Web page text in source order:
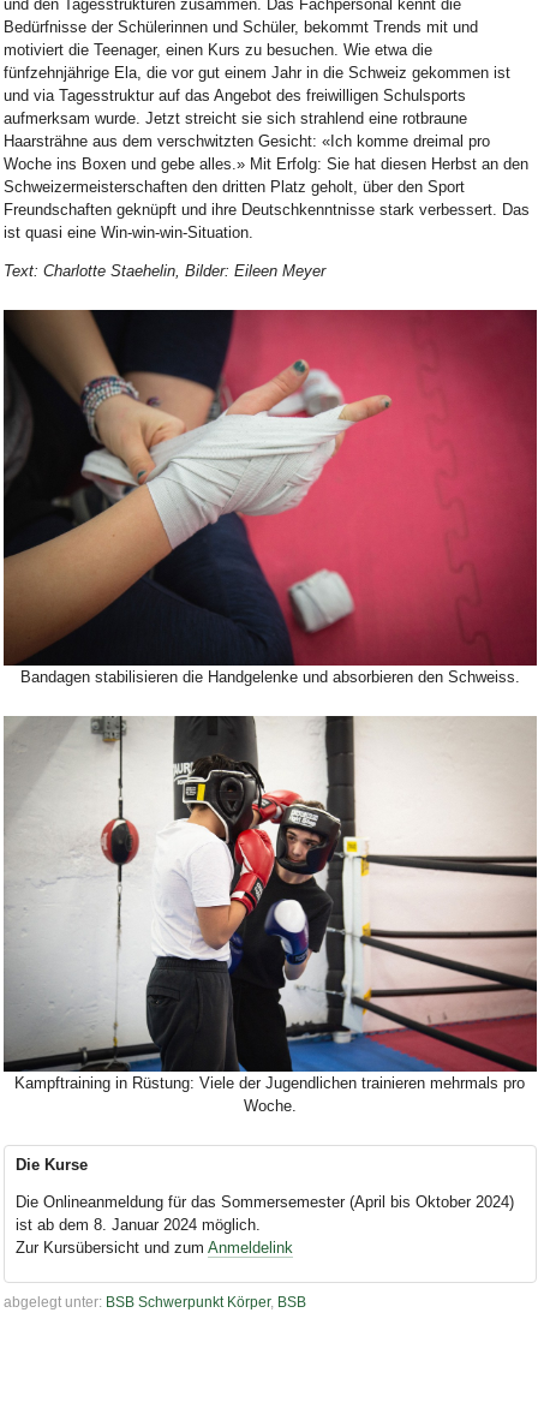
und den Tagesstrukturen zusammen. Das Fachpersonal kennt die
Bedürfnisse der Schülerinnen und Schüler, bekommt Trends mit und
motiviert die Teenager, einen Kurs zu besuchen. Wie etwa die
fünfzehnjährige Ela, die vor gut einem Jahr in die Schweiz gekommen ist
und via Tagesstruktur auf das Angebot des freiwilligen Schulsports
aufmerksam wurde. Jetzt streicht sie sich strahlend eine rotbraune
Haarsträhne aus dem verschwitzten Gesicht: «Ich komme dreimal pro
Woche ins Boxen und gebe alles.» Mit Erfolg: Sie hat diesen Herbst an den
Schweizermeisterschaften den dritten Platz geholt, über den Sport
Freundschaften geknüpft und ihre Deutschkenntnisse stark verbessert. Das
ist quasi eine Win-win-win-Situation.
Text: Charlotte Staehelin, Bilder: Eileen Meyer
Bild Legende:
Bandagen stabilisieren die Handgelenke und absorbieren den Schweiss.
Bild Legende:
Kampftraining in Rüstung: Viele der Jugendlichen trainieren mehrmals pro
Woche.
Die Kurse
Die Onlineanmeldung für das Sommersemester (April bis Oktober 2024)
ist ab dem 8. Januar 2024 möglich.
Zur Kursübersicht und zumAnmeldelink
abgelegt unter: BSB Schwerpunkt Körper, BSB